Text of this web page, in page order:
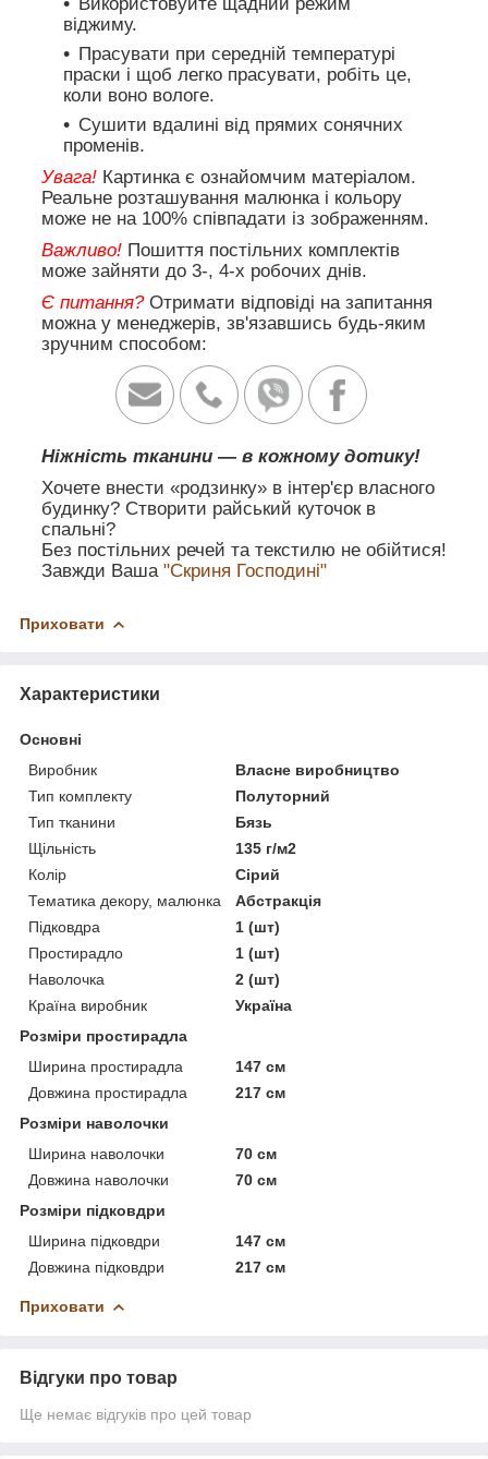
віджиму.
Прасувати при середній температурі
праски і щоб легко прасувати, робіть це,
коли воно вологе.
Сушити вдалині від прямих сонячних
променів.
Увага! Картинка є ознайомчим матеріалом.
Реальне розташування малюнка і кольору
може не на 100% співпадати із зображенням.
Важливо! Пошиття постільних комплектів
може зайняти до 3-, 4-х робочих днів.
Є питання? Отримати відповіді на запитання
можна у менеджерів, зв'язавшись будь-яким
зручним способом:
Ніжність тканини — в кожному дотику!
Хочете внести «родзинку» в інтер'єр власного
будинку? Створити райський куточок в
спальні?
Без постільних речей та текстилю не обійтися!
Завжди Ваша "Скриня Господині"
Приховати
Характеристики
Основні
Виробник
Власне виробництво
Тип комплекту
Полуторний
Тип тканини
Бязь
Щільність
135 г/м2
Колір
Сірий
Тематика декору, малюнка
Абстракція
Підковдра
1 (шт)
Простирадло
1 (шт)
Наволочка
2 (шт)
Країна виробник
Україна
Розміри простирадла
Ширина простирадла
147 см
Довжина простирадла
217 см
Розміри наволочки
Ширина наволочки
70 см
Довжина наволочки
70 см
Розміри підковдри
Ширина підковдри
147 см
Довжина підковдри
217 см
Приховати
Відгуки про товар
Ще немає відгуків про цей товар